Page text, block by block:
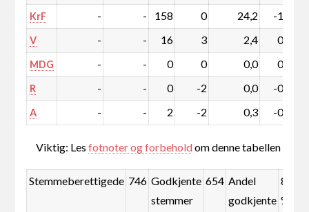
KrF - - 158 0 24,2 -1,2
V - - 16 3 2,4 0,4
MDG - - 0 0 0,0 0,0
R - - 0 -2 0,0 -0,3
A - - 2 -2 0,3 -0,3
Viktig: Lesfotnoter og forbeholdom denne tabellen
Stemmeberettigede 746 Godkjente
stemmer
654 Andel
godkjente
87,7
%